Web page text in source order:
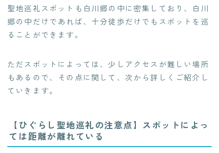
聖地巡礼スポットも白川郷の中に密集しており、白川
郷の中だけであれば、十分徒歩だけでもスポットを巡
ることができます。
ただスポットによっては、少しアクセスが難しい場所
もあるので、その点に関して、次から詳しくご紹介し
ていきます。
【ひぐらし聖地巡礼の注意点】スポットによっ
ては距離が離れている